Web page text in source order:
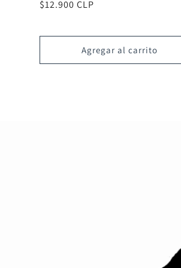
Precio
$15.000 CLP
Agregar al carrito